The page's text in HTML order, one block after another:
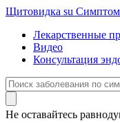
Щитовидка su
Лекарственные
Видео
Консультация
Не оставайтесь